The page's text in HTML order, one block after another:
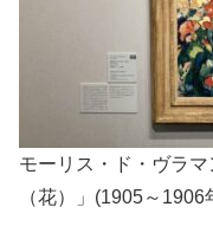
モーリス・ド・ヴラ
（花）」(1905～1906